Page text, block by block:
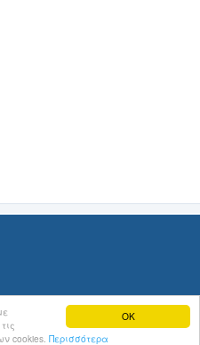
OK
cookies. Περισσότερα